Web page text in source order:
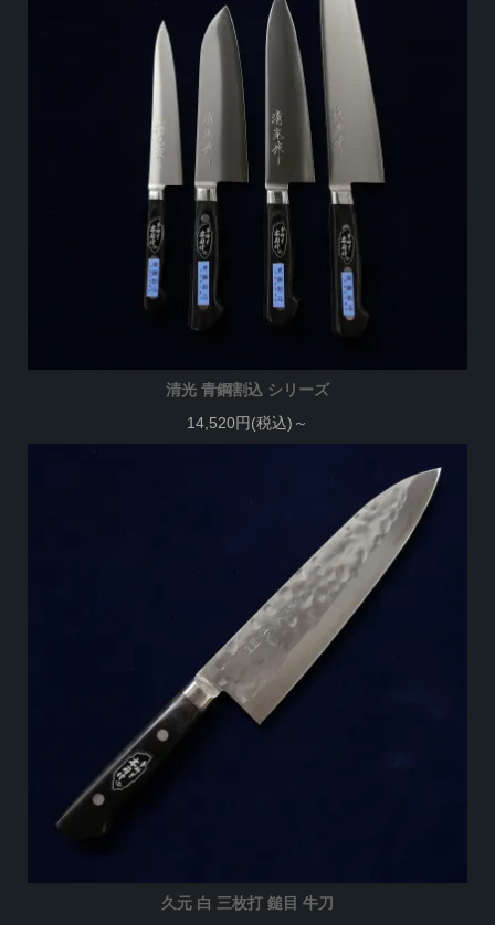
清光 青鋼割込 シリーズ
14,520円(税込)～
久元 白 三枚打 鎚目 牛刀